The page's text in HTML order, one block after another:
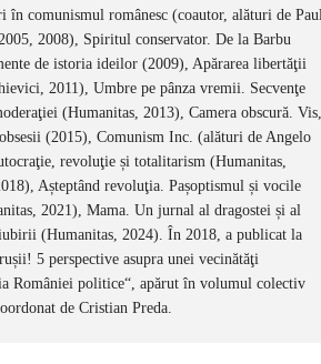
comunismul românesc (coautor, alături de
2008), Spiritul conservator. De la Barbu
de istoria ideilor (2009), Apărarea libertăţii
2011), Umbre pe pânza vremii. Secvenţe
(Humanitas, 2013), Camera obscură. Vis,
(2015), Comunism Inc. (alături de Angelo
revoluţie și totalitarism (Humanitas,
Așteptând revoluţia. Pașoptismul și vocile
2021), Mama. Un jurnal al dragostei și al
(Humanitas, 2024). În 2018, a publicat la
5 perspective asupra unei vecinătăţi
României politice“, apărut în volumul colectiv
de Cristian Preda.